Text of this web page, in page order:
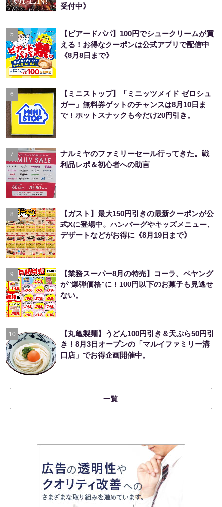
受付中》
5
【ビアードパパ】100円でシュークリームが買
える！お得なクーポンは公式アプリで配信中
《8月8日まで》
6
【ミニストップ】「ミニッツメイド ゼロシュ
ガー」無料券ゲットのチャンスは8月10日ま
で！ホットスナックも今だけ20円引き。
7
ナルミヤのファミリーセール行ってきた。戦
利品レポ＆初心者への助言
8
【ガスト】最大150円引きの最新クーポンが公
式Xに登場中。ハンバーグやキッズメニュー、
デザートなどがお得に《8月19日まで》
9
【業務スーパー8月の特売】コーラ、ペヤング
が"爆弾価格"に！100円以下のお菓子も見逃せ
ない。
10
【丸亀製麺】うどん100円引き＆天ぷら50円引
き！8月3日オープンの「マルイファミリー溝
口店」でお得企画開催中。
一覧